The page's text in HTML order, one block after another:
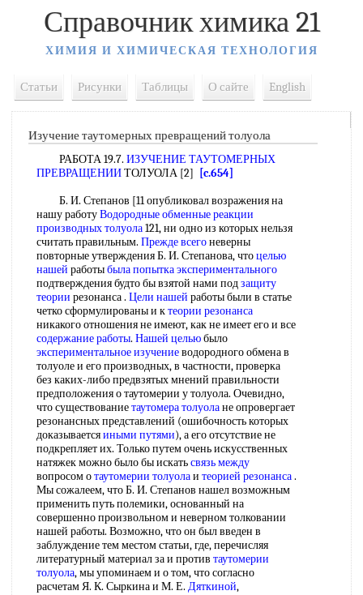
Справочник химика 21
ХИМИЯ И ХИМИЧЕСКАЯ ТЕХНОЛОГИЯ
Статьи Рисунки Таблицы О сайте English
Изучение таутомерных превращений толуола
РАБОТА 19.7. ИЗУЧЕНИЕ ТАУТОМЕРНЫХ
ПРЕВРАЩЕНИИТОЛУОЛА [2]
[c.654]
Б. И. Степанов [11 опубликовал возражения на
нашу работуВодородные обменные реакции
производных толуола121, ни одно из которых нельзя
считать правильным. Прежде всегоневерны
повторные утверждения Б. И. Степанова, чтоцелью
нашей работыбылапопытка экспериментального
подтверждения будто бы взятой нами подзащиту
теории резонанса . Цели нашей работы были в статье
четко сформулированы и ктеории резонанса
никакого отношения не имеют, как не имеет его и все
содержание работы. Нашей цельюбыло
экспериментальное изучениеводородного обмена в
толуоле и его производных, в частности, проверка
без каких-либо предвзятых мнений правильности
предположения о таутомерии у толуола. Очевидно,
что существованиетаутомера толуолане опровергает
резонансных представлений (ошибочность которых
доказываетсяиными путями), а его отсутствие не
подкрепляет их. Только путем очень искусственных
натяжек можно было бы искатьсвязь между
вопросом отаутомерии толуолаи теорией резонанса.
Мы сожалеем, что Б. И. Степанов нашел возможным
применить путь полемики, основанный на
совершенно произвольном и неверном толковании
нашей работы. Возможно, что он был введен в
заблуждение тем местом статьи, где, перечисляя
литературный материал за и против таутомерии
толуола, мы упоминаем и о том, что согласно
расчетам Я. К. Сыркина и М. Е. Дяткиной,